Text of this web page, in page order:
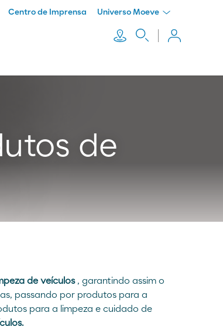
Centro de Imprensa Universo Moeve
de
de veículos , garantindo assim o
passando por produtos para a
para a limpeza e cuidado de